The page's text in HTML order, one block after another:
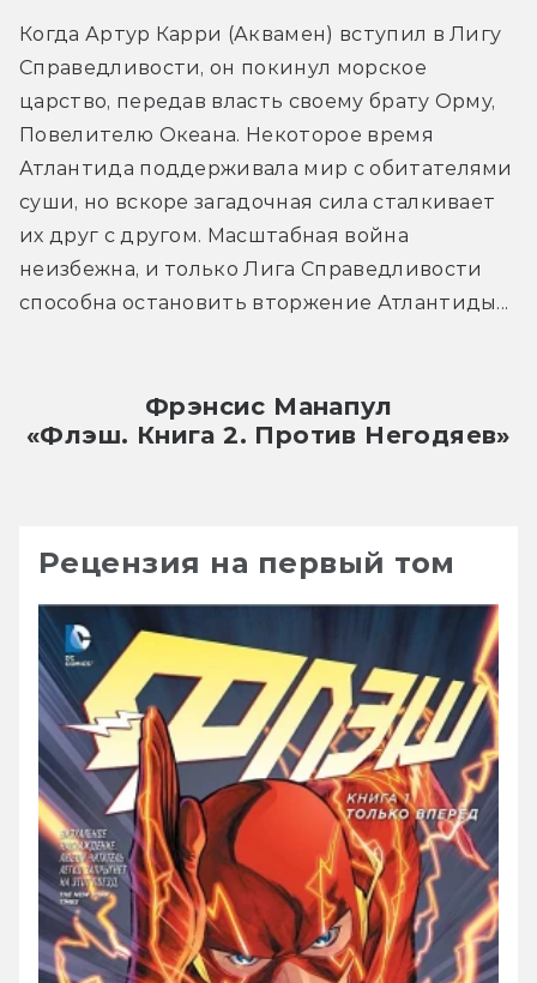
Когда Артур Карри (Аквамен) вступил в Лигу
Справедливости, он покинул морское
царство, передав власть своему брату Орму,
Повелителю Океана. Некоторое время
Атлантида поддерживала мир с обитателями
суши, но вскоре загадочная сила сталкивает
их друг с другом. Масштабная война
неизбежна, и только Лига Справедливости
способна остановить вторжение Атлантиды...
Фрэнсис Манапул
«Флэш. Книга 2. Против Негодяев»
Рецензия на первый том